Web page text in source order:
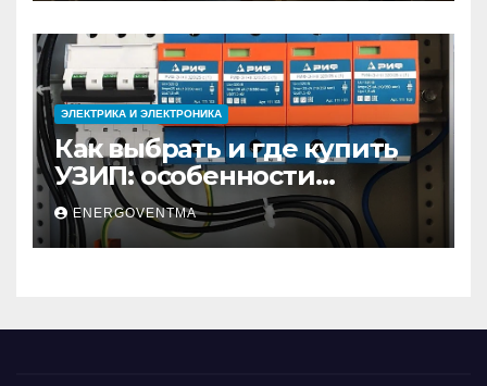
ЭЛЕКТРИКА И ЭЛЕКТРОНИКА
Как выбрать и где купить
УЗИП: особенности
устройств защиты от
импульсных
перенапряжений
ENERGOVENTMA